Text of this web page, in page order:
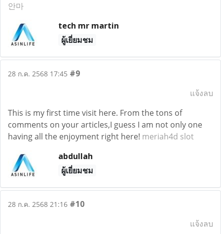
안마
tech mr martin
ผู้เยี่ยมชม
28 ก.ค. 2568 17:45 #9
แจ้งลบ
This is my first time visit here. From the tons of
comments on your articles,I guess I am not only one
having all the enjoyment right here! meriah4d slot
abdullah
ผู้เยี่ยมชม
28 ก.ค. 2568 21:16 #10
แจ้งลบ